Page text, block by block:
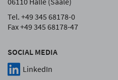
SOCIAL MEDIA
LinkedIn
Tel. +49 345 68178-0
Fax +49 345 68178-47